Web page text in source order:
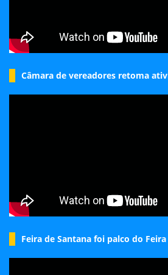
Câmara de vereadores retoma
Feira de Santana foi palco do